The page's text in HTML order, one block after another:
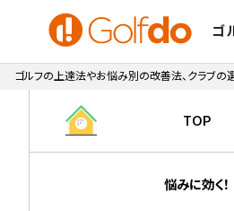
ゴ
ゴルフの上達法やお悩み別の改善法、クラブの
TOP
悩みに効く！